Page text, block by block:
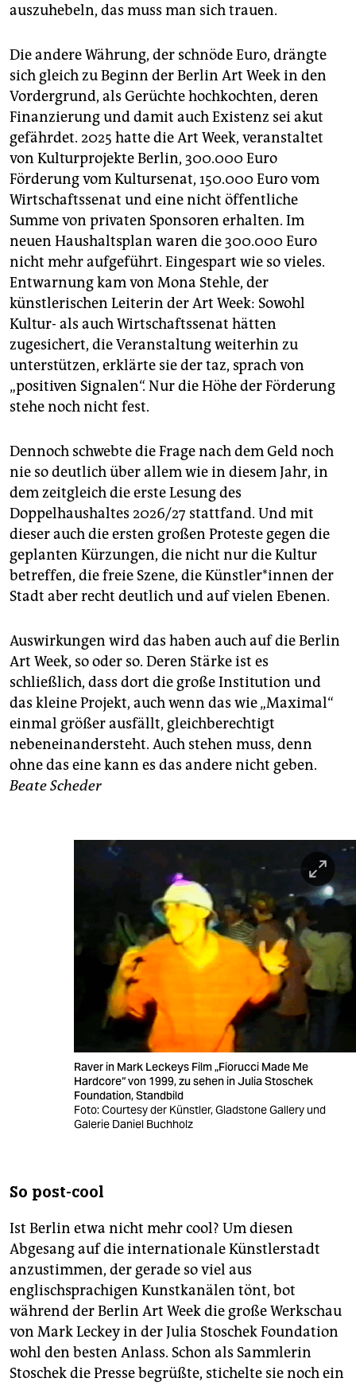
auszuhebeln, das muss man sich trauen.
Die andere Währung, der schnöde Euro, drängte
sich gleich zu Beginn der Berlin Art Week in den
Vordergrund, als Gerüchte hochkochten, deren
Finanzierung und damit auch Existenz sei akut
gefährdet. 2025 hatte die Art Week, veranstaltet
von Kulturprojekte Berlin, 300.000 Euro
Förderung vom Kultursenat, 150.000 Euro vom
Wirtschaftssenat und eine nicht öffentliche
Summe von privaten Sponsoren erhalten. Im
neuen Haushaltsplan waren die 300.000 Euro
nicht mehr aufgeführt. Eingespart wie so vieles.
Entwarnung kam von Mona Stehle, der
künstlerischen Leiterin der Art Week: Sowohl
Kultur- als auch Wirtschaftssenat hätten
zugesichert, die Veranstaltung weiterhin zu
unterstützen, erklärte sie der taz, sprach von
„positiven Signalen“. Nur die Höhe der Förderung
stehe noch nicht fest.
Dennoch schwebte die Frage nach dem Geld noch
nie so deutlich über allem wie in diesem Jahr, in
dem zeitgleich die erste Lesung des
Doppelhaushaltes 2026/27 stattfand. Und mit
dieser auch die ersten großen Proteste gegen die
geplanten Kürzungen, die nicht nur die Kultur
betreffen, die freie Szene, die Künst­le­r*in­nen der
Stadt aber recht deutlich und auf vielen Ebenen.
Auswirkungen wird das haben auch auf die Berlin
Art Week, so oder so. Deren Stärke ist es
schließlich, dass dort die große Institution und
das kleine Projekt, auch wenn das wie „Maximal“
einmal größer ausfällt, gleichberechtigt
nebeneinandersteht. Auch stehen muss, denn
ohne das eine kann es das andere nicht geben.
Beate Scheder
Raver in Mark Leckeys Film „Fiorucci Made Me
Hardcore“ von 1999, zu sehen in Julia Stoschek
Foundation, Standbild
Foto: Courtesy der Künstler, Gladstone Gallery und
Galerie Daniel Buchholz
So post-cool
Ist Berlin etwa nicht mehr cool? Um diesen
Abgesang auf die internationale Künstlerstadt
anzustimmen, der gerade so viel aus
englischsprachigen Kunstkanälen tönt, bot
während der Berlin Art Week die große Werkschau
von Mark Leckey in der Julia Stoschek Foundation
wohl den besten Anlass. Schon als Sammlerin
Stoschek die Presse begrüßte, stichelte sie noch ein